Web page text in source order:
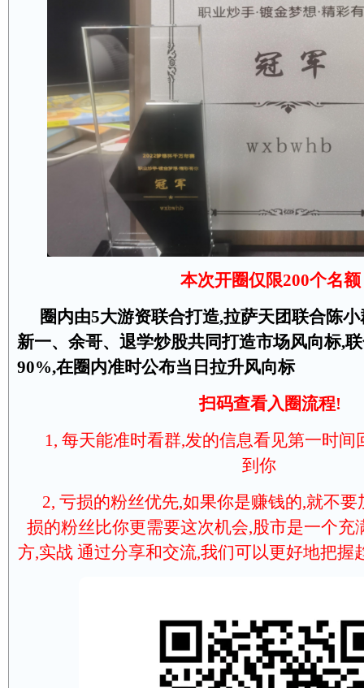
本次开圈仅限200个名额
圈内由5大游资联合打造,拉萨天团联合陈
新一、余哥、退学炒股共同打造市场风向标,
90%,在圈内准时公布当日拉升风向标
扫码查看入圈流程!
1, 每天能准时看群,发的信息看见第一时间
到你
2, 亏损的粉丝优先,如果你是赚钱的,就不
损的粉丝比你更需要这次机会,股市是一个充
方,实战 通过分享和交流,我们可以更好地把握